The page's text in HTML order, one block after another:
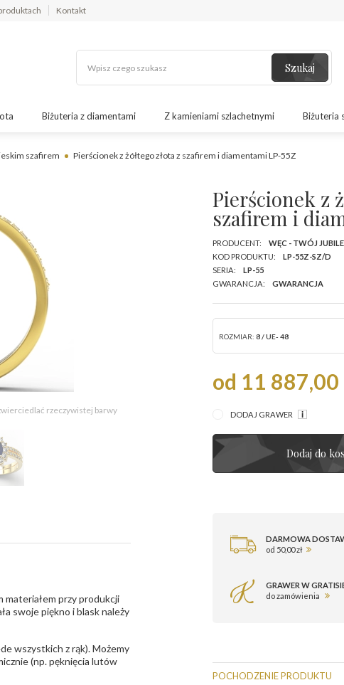
Kontakt
Szukaj
Biżuteria z diamentami Z kamieniami szlachetnymi Biżuteria
szafirem Pierścionek z żółtego złota z szafirem i diamentami LP-55Z
rzeczywistej barwy
Pierścionek z
szafirem i
PRODUCENT:
WĘC - TWÓJ
KOD PRODUKTU:
LP-55Z-SZ/D
SERIA:
LP-55
GWARANCJA:
GWARANCJA
ROZMIAR: 8 / UE- 48
od 11 887,00
DODAJ GRAWER
Dodaj do
DARMOWA
od 50,00 zł
GRAWER W
do zamówienia
POCHODZENIE PRODUKTU
materiałem przy produkcji
swoje piękno i blask należy
wszystkich z rąk). Możemy
(np. pęknięcia lutów